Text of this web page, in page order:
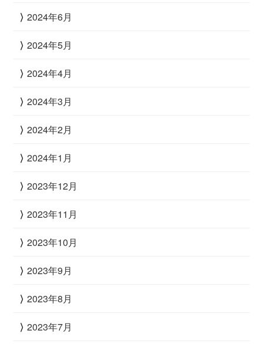
2024年6月
2024年5月
2024年4月
2024年3月
2024年2月
2024年1月
2023年12月
2023年11月
2023年10月
2023年9月
2023年8月
2023年7月